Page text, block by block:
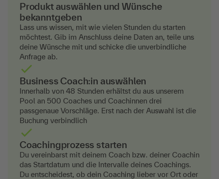
Produkt auswählen und Wünsche
bekanntgeben
Lass uns wissen, mit wie vielen Stunden du starten
möchtest. Gib im Anschluss deine Daten an, teile uns
deine Wünsche mit und schicke die unverbindliche
Anfrage ab.
Business Coach:in auswählen
Innerhalb von 48 Stunden erhältst du aus unserem
Pool an 500 Coaches und Coachinnen drei
passgenaue Vorschläge. Erst nach der Auswahl ist die
Buchung verbindlich
Coachingprozess starten
Du vereinbarst mit deinem Coach bzw. deiner Coachin
das Startdatum und die Intervalle deines Coachings.
Du entscheidest, ob dein Coaching lieber vor Ort oder